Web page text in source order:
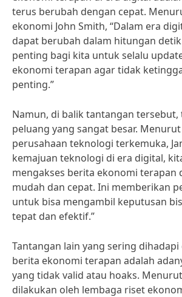
terus berubah dengan cepat.
ekonomi John Smith, “Dalam era
dapat berubah dalam hitungan
penting bagi kita untuk selalu
ekonomi terapan agar tidak
penting.”
Namun, di balik tantangan
peluang yang sangat besar. Menurut
perusahaan teknologi terkemuka,
kemajuan teknologi di era digital,
mengakses berita ekonomi terapan
mudah dan cepat. Ini memberikan
untuk bisa mengambil keputusan
tepat dan efektif.”
Tantangan lain yang sering
berita ekonomi terapan adalah
yang tidak valid atau hoaks.
dilakukan oleh lembaga riset